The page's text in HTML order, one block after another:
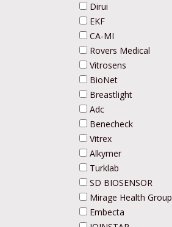
Dirui
EKF
CA-MI
Rovers Medical
Vitrosens
BioNet
Breastlight
Adc
Benecheck
Vitrex
Alkymer
Turklab
SD BIOSENSOR
Mirage Health Group
Embecta